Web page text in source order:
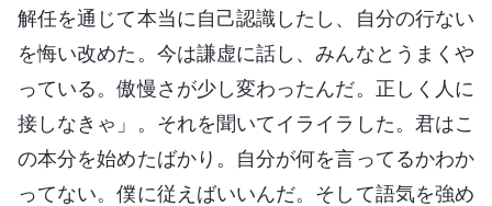
解任を通じて本当に自己認識したし、自分の行ない
を悔い改めた。今は謙虚に話し、みんなとうまくや
っている。傲慢さが少し変わったんだ。正しく人に
接しなきゃ」。それを聞いてイライラした。君はこ
の本分を始めたばかり。自分が何を言ってるかわか
ってない。僕に従えばいいんだ。そして語気を強め